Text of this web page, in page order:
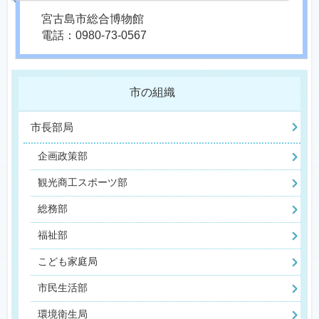
宮古島市総合博物館
電話：0980-73-0567
市の組織
市長部局
企画政策部
観光商工スポーツ部
総務部
福祉部
こども家庭局
市民生活部
環境衛生局